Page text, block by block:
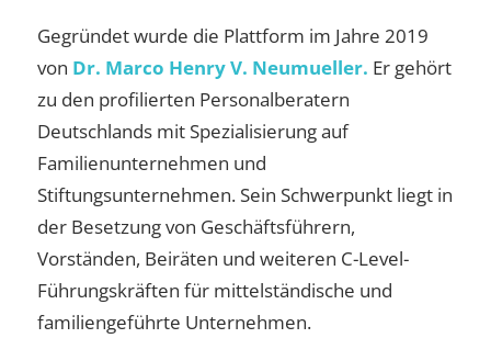
Gegründet wurde die Plattform im Jahre 2019
von Dr. Marco Henry V. Neumueller. Er gehört
zu den profilierten Personalberatern
Deutschlands mit Spezialisierung auf
Familienunternehmen und
Stiftungsunternehmen. Sein Schwerpunkt liegt in
der Besetzung von Geschäftsführern,
Vorständen, Beiräten und weiteren C-Level-
Führungskräften für mittelständische und
familiengeführte Unternehmen.